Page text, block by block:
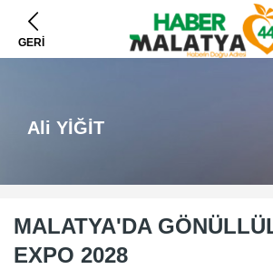
GERİ
Ali YİĞİT
MALATYA'DA
EXPO 2028